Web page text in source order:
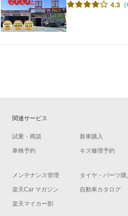
4.3
関連サービス
試乗・商談 新車購入
車検予約 キズ修理予約
メンテナンス管理 タイヤ・パーツ購
楽天Car マガジン 自動車カタログ
楽天マイカー割